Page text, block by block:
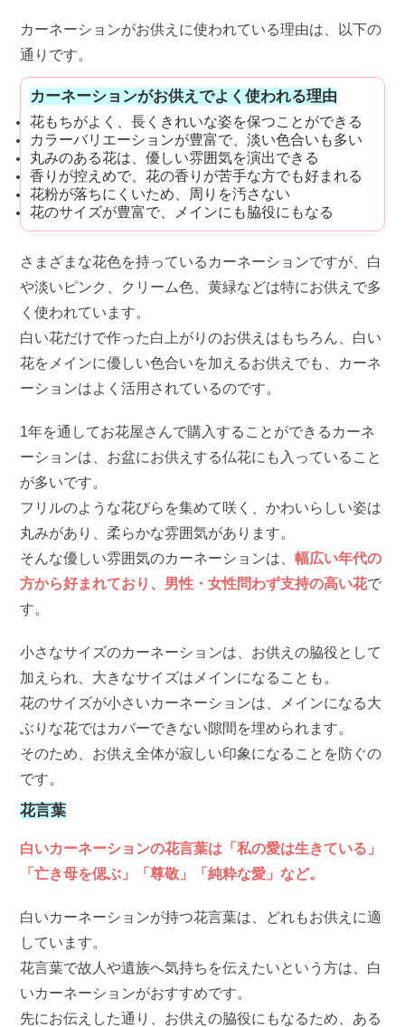
カーネーションがお供えに使われている理由は、以下の
通りです。
カーネーションがお供えでよく使われる理由
花もちがよく、長くきれいな姿を保つことができる
カラーバリエーションが豊富で、淡い色合いも多い
丸みのある花は、優しい雰囲気を演出できる
香りが控えめで、花の香りが苦手な方でも好まれる
花粉が落ちにくいため、周りを汚さない
花のサイズが豊富で、メインにも脇役にもなる
さまざまな花色を持っているカーネーションですが、白
や淡いピンク、クリーム色、黄緑などは特にお供えで多
く使われています。
白い花だけで作った白上がりのお供えはもちろん、白い
花をメインに優しい色合いを加えるお供えでも、カーネ
ーションはよく活用されているのです。
1年を通してお花屋さんで購入することができるカーネ
ーションは、お盆にお供えする仏花にも入っていること
が多いです。
フリルのような花びらを集めて咲く、かわいらしい姿は
丸みがあり、柔らかな雰囲気があります。
そんな優しい雰囲気のカーネーションは、幅広い年代の
方から好まれており、男性・女性問わず支持の高い花で
す。
小さなサイズのカーネーションは、お供えの脇役として
加えられ、大きなサイズはメインになることも。
花のサイズが小さいカーネーションは、メインになる大
ぶりな花ではカバーできない隙間を埋められます。
そのため、お供え全体が寂しい印象になることを防ぐの
です。
花言葉
白いカーネーションの花言葉は「私の愛は生きている」
「亡き母を偲ぶ」「尊敬」「純粋な愛」など。
白いカーネーションが持つ花言葉は、どれもお供えに適
しています。
花言葉で故人や遺族へ気持ちを伝えたいという方は、白
いカーネーションがおすすめです。
先にお伝えした通り、お供えの脇役にもなるため、ある